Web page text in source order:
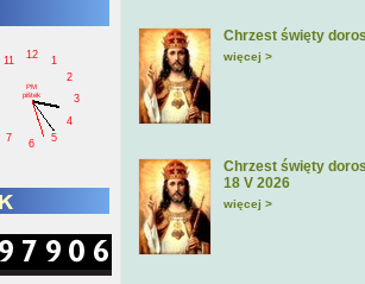
1
2
3
4
5
6
7
11
12
PM
pištek
Chrzest święty
więcej >
Chrzest święty
18 V 2026
więcej >